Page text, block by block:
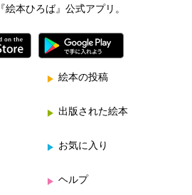
『絵本ひろば』公式アプリ。
絵本の投稿
出版された絵本
お気に入り
ヘルプ